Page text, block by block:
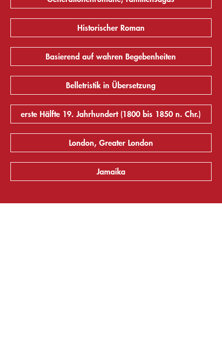
Historischer Roman
Basierend auf wahren Begebenheiten
Belletristik in Übersetzung
erste Hälfte 19. Jahrhundert (1800 bis 1850 n. Chr.)
London, Greater London
Jamaika